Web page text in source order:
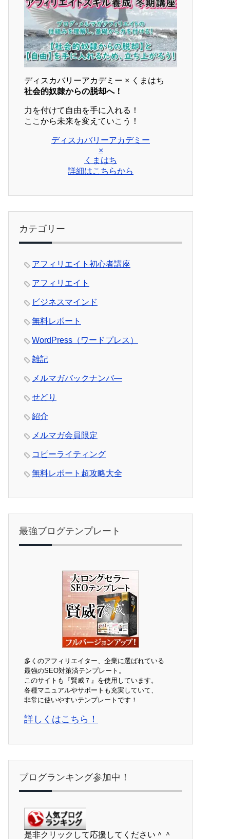
ディスカバリーアカデミー × くまはち
社会的奴隷からの脱却へ！
力を付けて自由を手に入れる！
ここから未来を変えていこう！
ディスカバリーアカデミー
×
くまはち
詳細はこちらから
カテゴリー
アフィリエイト初心者講座
アフィリエイト
ビジネスマインド
無料レポート
WordPress（ワードプレス）
雑記
メルマガバックナンバ―
せどり
紹介
メルマガ会員限定
コピーライティング
無料レポート超攻略大全
最強ブログテンプレート
多くのアフィリエイター、企業に選ばれている
最強のSEO対策済テンプレート。
このサイトも『賢威７』を使用しています。
各種マニュアルやサポートも充実していて、
非常に使いやすいテンプレートです！
詳しくはこちら！
ブログランキング参加中！
是非クリックして応援してください＾＾